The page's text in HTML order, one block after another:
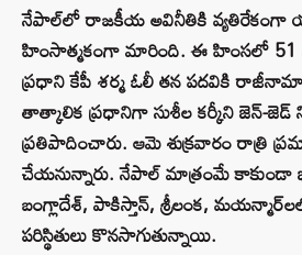
నేపాల్‌లో రాజకీయ అవినీతికి వ్యతిరేకంగా
హింసాత్మకంగా మారింది. ఈ హింసలో 51
ప్రధాని కేపీ శర్మ ఓలీ తన పదవికి
తాత్కాలిక ప్రధానిగా సుశీల కర్కీని జెన్-జెడ్
ప్రతిపాదించారు. ఆమె శుక్రవారం రాత్రి
చేయనున్నారు. నేపాల్ మాత్రంమే కాకుండా
బంగ్లాదేశ్, పాకిస్తాన్, శ్రీలంక,
పరిస్థితులు కొనసాగుతున్నాయి.